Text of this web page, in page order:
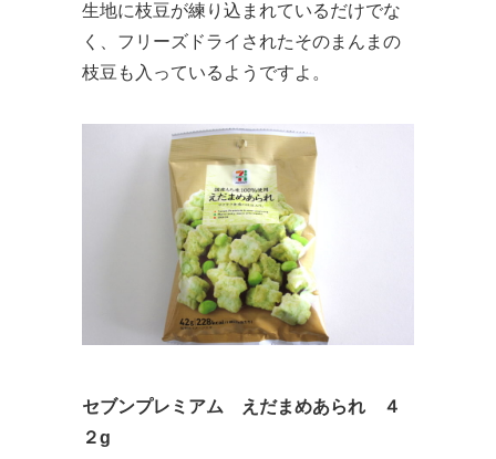
生地に枝豆が練り込まれているだけでな
く、フリーズドライされたそのまんまの
枝豆も入っているようですよ。
セブンプレミアム えだまめあられ ４
２g